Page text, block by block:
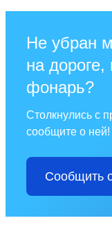
Не убран
на дороге,
фонарь?
Столкнулись с
сообщите о ней!
Сообщить